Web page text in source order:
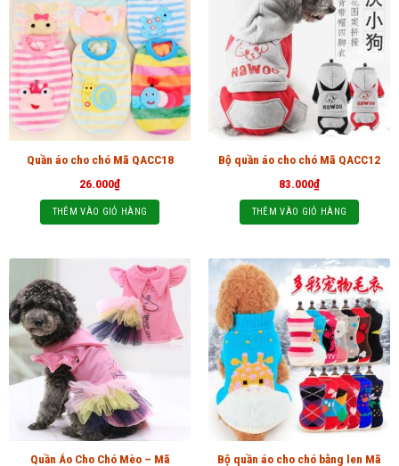
Quần áo cho chó Mã QACC18
26.000₫
THÊM VÀO GIỎ HÀNG
Bộ quần áo cho chó Mã QACC12
83.000₫
THÊM VÀO GIỎ HÀNG
Quần Áo Cho Chó Mèo – Mã
Bộ quần áo cho chó bằng len Mã